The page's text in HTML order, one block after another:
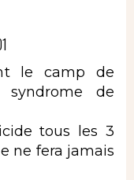
le camp de
syndrome de
tous les 3
ne fera jamais